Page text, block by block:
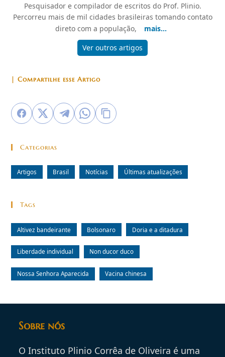
Pesquisador e compilador de escritos do Prof. Plinio.
Percorreu mais de mil cidades brasileiras tomando contato
direto com a população,
mais...
Ver outros artigos
| Compartilhe esse Artigo
Categorias
Artigos Brasil Notícias Últimas atualizações
Tags
Altivez bandeirante Bolsonaro Doria e a ditadura
Liberdade individual Non ducor duco
Nossa Senhora Aparecida Vacina chinesa
Sobre nós
O Instituto Plinio Corrêa de Oliveira é uma